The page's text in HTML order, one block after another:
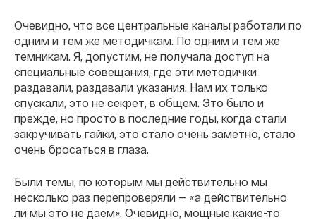
Очевидно, что все центральные каналы работали по
одним и тем же методичкам. По одним и тем же
темникам. Я, допустим, не получала доступ на
специальные совещания, где эти методички
раздавали, раздавали указания. Нам их только
спускали, это не секрет, в общем. Это было и
прежде, но просто в последние годы, когда стали
закручивать гайки, это стало очень заметно, стало
очень бросаться в глаза.
Были темы, по которым мы действительно мы
несколько раз перепроверяли — «а действительно
ли мы это не даем». Очевидно, мощные какие-то